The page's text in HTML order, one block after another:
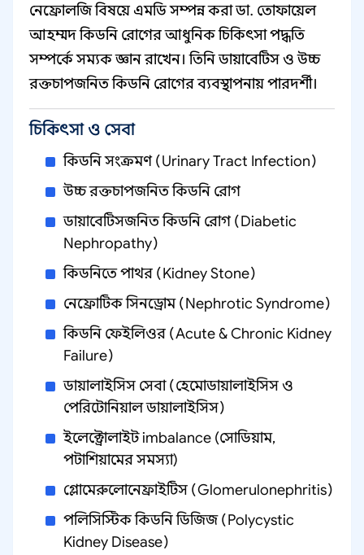
নেফ্রোলজি বিষয়ে এমডি সম্পন্ন করা ডা. তোফায়েল
আহম্মদ কিডনি রোগের আধুনিক চিকিৎসা পদ্ধতি
সম্পর্কে সম্যক জ্ঞান রাখেন। তিনি ডায়াবেটিস ও উচ্চ
রক্তচাপজনিত কিডনি রোগের ব্যবস্থাপনায় পারদর্শী।
চিকিৎসা ও সেবা
কিডনি সংক্রমণ (Urinary Tract Infection)
উচ্চ রক্তচাপজনিত কিডনি রোগ
ডায়াবেটিসজনিত কিডনি রোগ (Diabetic
Nephropathy)
কিডনিতে পাথর (Kidney Stone)
নেফ্রোটিক সিনড্রোম (Nephrotic Syndrome)
কিডনি ফেইলিওর (Acute & Chronic Kidney
Failure)
ডায়ালাইসিস সেবা (হেমোডায়ালাইসিস ও
পেরিটোনিয়াল ডায়ালাইসিস)
ইলেক্ট্রোলাইট imbalance (সোডিয়াম,
পটাশিয়ামের সমস্যা)
গ্লোমেরুলোনেফ্রাইটিস (Glomerulonephritis)
পলিসিস্টিক কিডনি ডিজিজ (Polycystic
Kidney Disease)